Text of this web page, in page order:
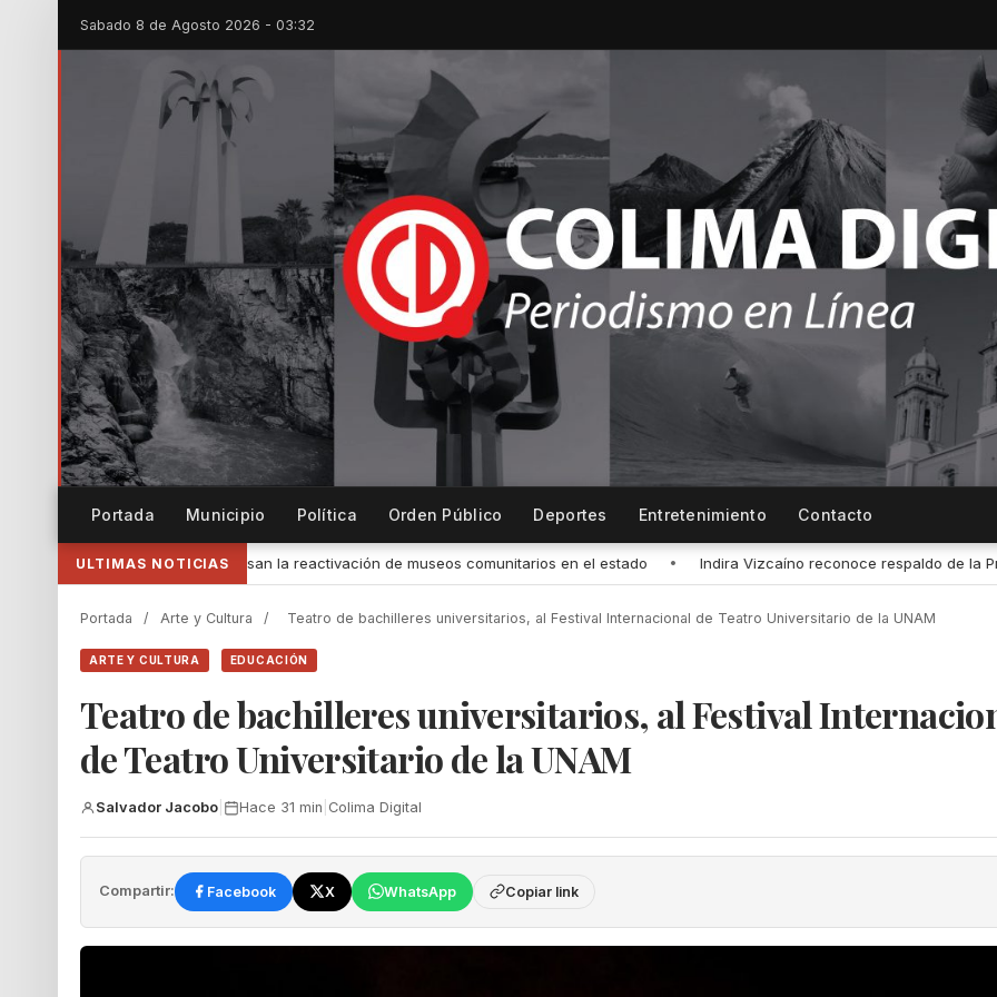
Sabado 8 de Agosto 2026 - 03:32
Portada Municipio Política Orden Público Deportes Entretenimiento Contacto
ULTIMAS NOTICIAS
de museos comunitarios en el estado • Indira Vizcaíno reconoce respaldo de la Presidenta Claudia Sheinbaum para impulsar
Portada / Arte y Cultura / Teatro de bachilleres universitarios, al Festival Internacional de Teatro Universitario de la UNAM
ARTE Y CULTURA EDUCACIÓN
Teatro de bachilleres universitarios, al Festival
de Teatro Universitario de la UNAM
Salvador Jacobo Hace 31 min Colima Digital
Compartir: Facebook X WhatsApp Copiar link